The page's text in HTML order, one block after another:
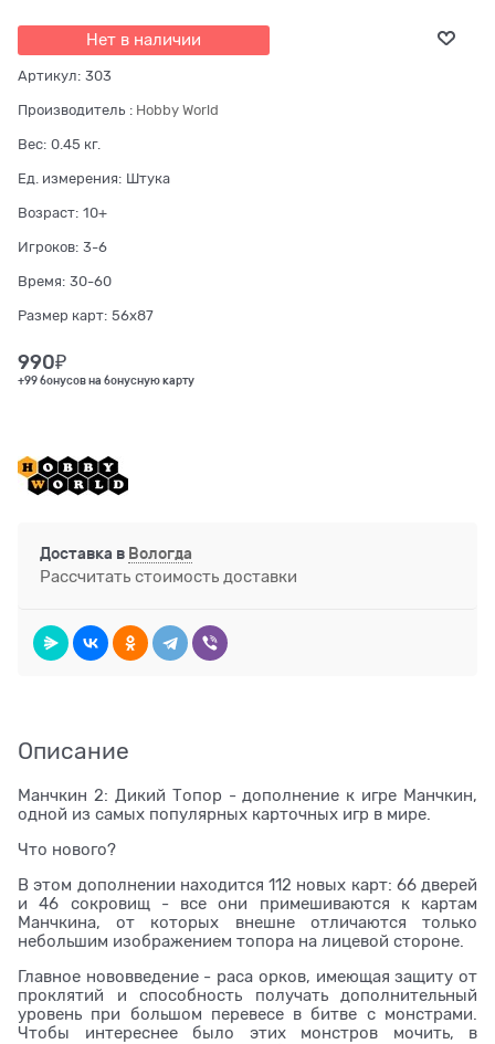
Нет в наличии
Артикул: 303
Производитель : Hobby World
Вес: 0.45 кг.
Ед. измерения: Штука
Возраст: 10+
Игроков: 3-6
Время: 30-60
Размер карт: 56x87
990₽
+99 бонусов на бонусную карту
Доставка в Вологда
Рассчитать стоимость доставки
Описание
Манчкин 2: Дикий Топор - дополнение к игре Манчкин,
одной из самых популярных карточных игр в мире.
Что нового?
В этом дополнении находится 112 новых карт: 66 дверей
и 46 сокровищ - все они примешиваются к картам
Манчкина, от которых внешне отличаются только
небольшим изображением топора на лицевой стороне.
Главное нововведение - раса орков, имеющая защиту от
проклятий и способность получать дополнительный
уровень при большом перевесе в битве с монстрами.
Чтобы интереснее было этих монстров мочить, в